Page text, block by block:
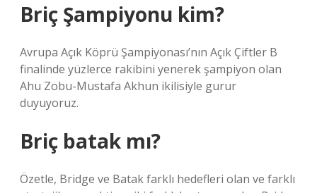
Briç Şampiyonu kim?
Avrupa Açık Köprü Şampiyonası’nın Açık Çiftler B
finalinde yüzlerce rakibini yenerek şampiyon olan
Ahu Zobu-Mustafa Akhun ikilisiyle gurur
duyuyoruz.
Briç batak mı?
Özetle, Bridge ve Batak farklı hedefleri olan ve farklı